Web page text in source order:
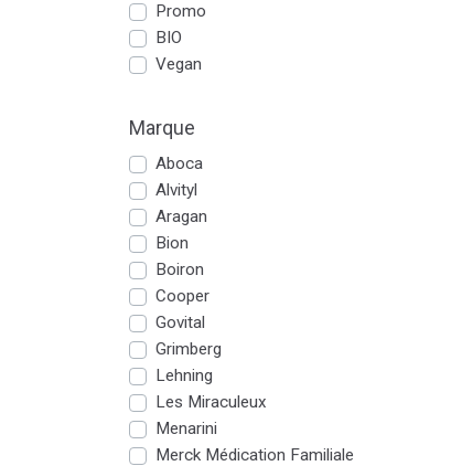
Promo
BIO
Vegan
Marque
Aboca
Alvityl
Aragan
Bion
Boiron
Cooper
Govital
Grimberg
Lehning
Les Miraculeux
Menarini
Merck Médication Familiale